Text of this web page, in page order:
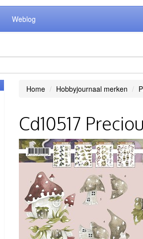
Weblog
Home Hobbyjournaal merken
Cd10517